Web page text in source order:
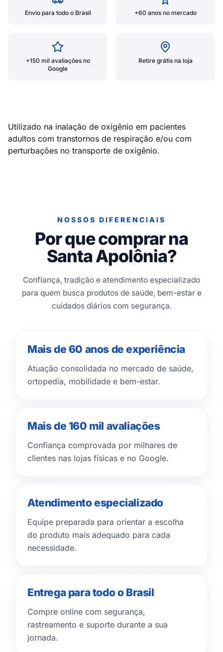
Envio para todo o Brasil +60 anos no mercado
+150 mil avaliações no
Google
Retire grátis na loja
Utilizado na inalação de oxigênio em pacientes
adultos com transtornos de respiração e/ou com
perturbações no transporte de oxigênio.
NOSSOS DIFERENCIAIS
Por que comprar na
Santa Apolônia?
Confiança, tradição e atendimento especializado
para quem busca produtos de saúde, bem-estar e
cuidados diários com segurança.
Mais de 60 anos de experiência
Atuação consolidada no mercado de saúde,
ortopedia, mobilidade e bem-estar.
Mais de 160 mil avaliações
Confiança comprovada por milhares de
clientes nas lojas físicas e no Google.
Atendimento especializado
Equipe preparada para orientar a escolha
do produto mais adequado para cada
necessidade.
Entrega para todo o Brasil
Compre online com segurança,
rastreamento e suporte durante a sua
jornada.